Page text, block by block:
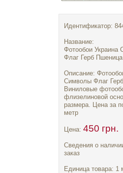
Идентификатор:
Название:
Фотообои Украина
Флаг Герб Пшеница
Описание:
Символы Флаг
Виниловые
флизелиновой
размера. Цена за
метр
Цена: 450 грн.
Сведения о
заказ
Единица товара: 1